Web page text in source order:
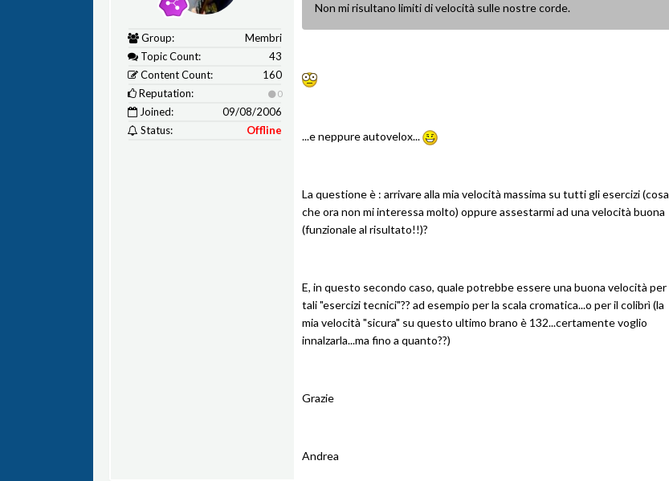
Group:
Membri
Topic Count:
43
Content Count:
160
Reputation:
0
Joined:
09/08/2006
Status:
Offline
Non mi risultano limiti di velocità sulle nostre corde.
...e neppure autovelox...
La questione è : arrivare alla mia velocità massima su tutti gli esercizi (cosa
che ora non mi interessa molto) oppure assestarmi ad una velocità buona
(funzionale al risultato!!)?
E, in questo secondo caso, quale potrebbe essere una buona velocità per
tali "esercizi tecnici"?? ad esempio per la scala cromatica...o per il colibrì (la
mia velocità "sicura" su questo ultimo brano è 132...certamente voglio
innalzarla...ma fino a quanto??)
Grazie
Andrea